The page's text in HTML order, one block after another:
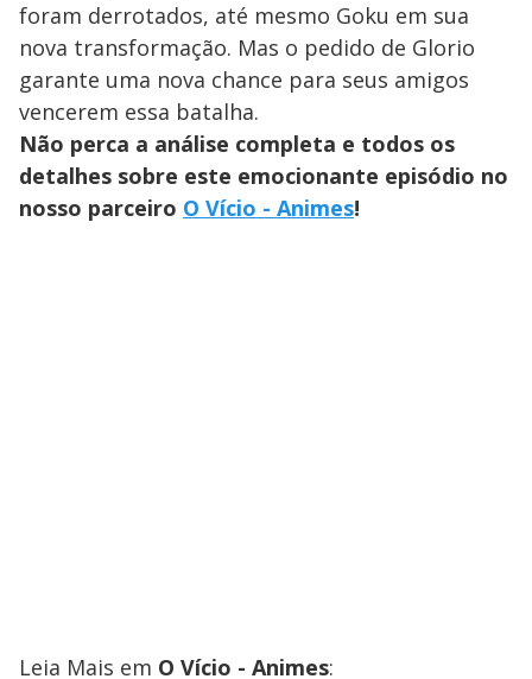
foram derrotados, até mesmo Goku em sua
nova transformação. Mas o pedido de Glorio
garante uma nova chance para seus amigos
vencerem essa batalha.
Não perca a análise completa e todos os
detalhes sobre este emocionante episódio no
nosso parceiro O Vício - Animes!
Leia Mais em O Vício - Animes: